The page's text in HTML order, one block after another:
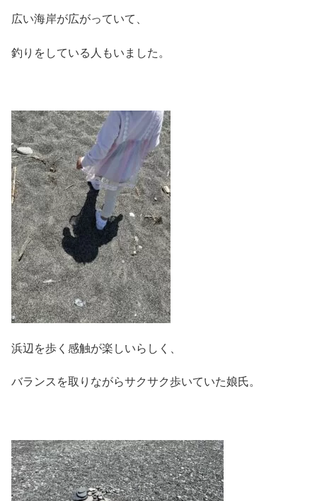
広い海岸が広がっていて、
釣りをしている人もいました。
浜辺を歩く感触が楽しいらしく、
バランスを取りながらサクサク歩いていた娘氏。